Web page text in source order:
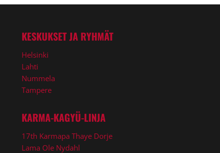
KESKUKSET JA RYHMÄT
Helsinki
Lahti
Nummela
Tampere
KARMA-KAGYÜ-LINJA
17th Karmapa Thaye Dorje
Lama Ole Nydahl